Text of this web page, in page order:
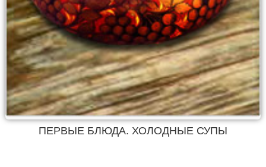
ПЕРВЫЕ БЛЮДА. ХОЛОДНЫЕ СУПЫ